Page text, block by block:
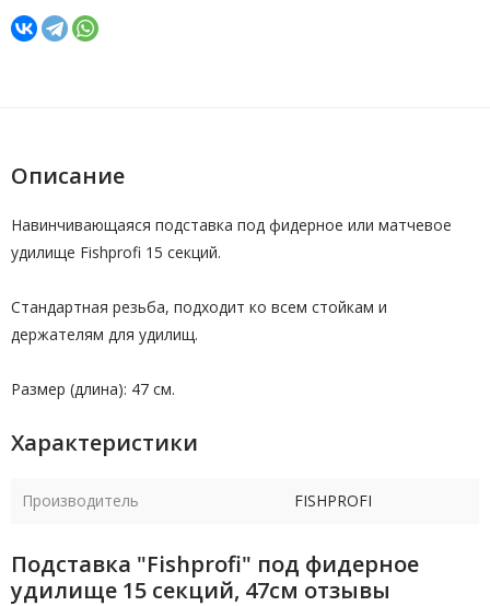
Описание
Навинчивающаяся подставка под фидерное или матчевое
удилище Fishprofi 15 секций.
Стандартная резьба, подходит ко всем стойкам и
держателям для удилищ.
Размер (длина): 47 см.
Характеристики
Производитель FISHPROFI
Подставка "Fishprofi" под фидерное
удилище 15 секций, 47см отзывы